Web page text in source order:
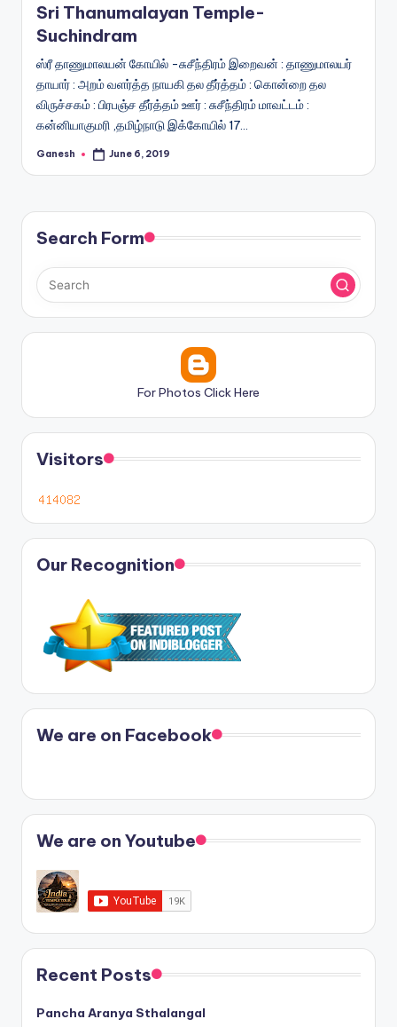
Sri Thanumalayan Temple-
Suchindram
ஸ்ரீ தாணுமாலயன் கோயில் -சுசீந்திரம் இறைவன் : தாணுமாலயர்
தாயார் : அறம் வளர்த்த நாயகி தல தீர்த்தம் : கொன்றை தல
விருச்சகம் : பிரபஞ்ச தீர்த்தம் ஊர் : சுசீந்திரம் மாவட்டம் :
கன்னியாகுமரி ,தமிழ்நாடு இக்கோயில் 17…
Posted
Ganesh June 6, 2019
Search Form
For Photos Click Here
Visitors
Our Recognition
We are on Facebook
We are on Youtube
Recent Posts
Pancha Aranya Sthalangal